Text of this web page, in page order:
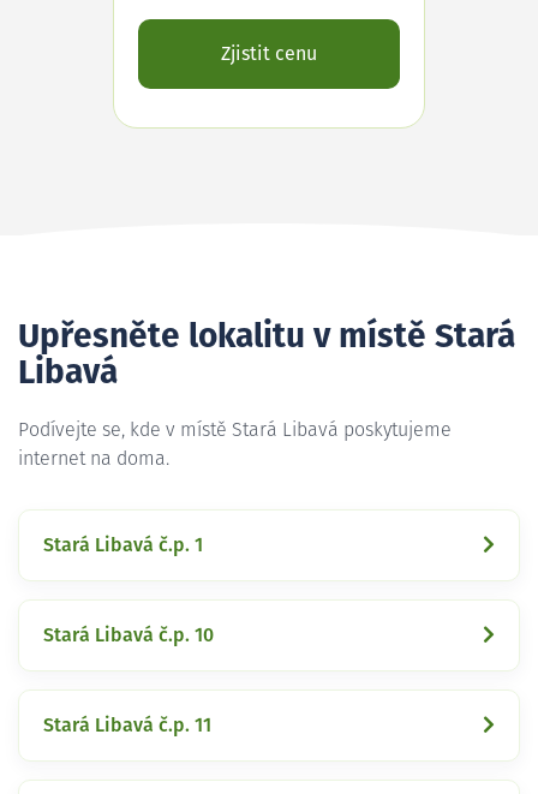
Zjistit cenu
Upřesněte lokalitu v místě Stará
Libavá
Podívejte se, kde v místě Stará Libavá poskytujeme
internet na doma.
Stará Libavá č.p. 1
Stará Libavá č.p. 10
Stará Libavá č.p. 11